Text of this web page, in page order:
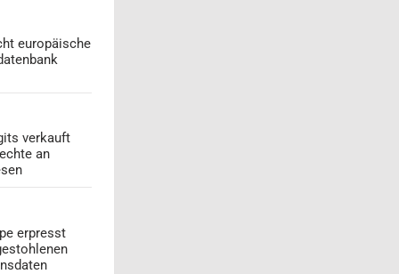
europäische
verkauft
an
erpresst